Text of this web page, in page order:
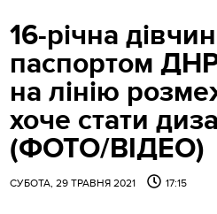
16-річна
паспортом
на лінію
хоче стати
(ФОТО/ВІДЕО)
СУБОТА, 29 ТРАВНЯ 2021 17:15